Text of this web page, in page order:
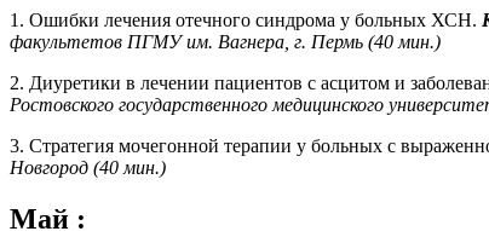
1. Ошибки лечения отечного синдрома у больных ХСН.
факультетов ПГМУ им. Вагнера, г. Пермь (40 мин.)
2. Диуретики в лечении пациентов с асцитом и
Ростовского государственного медицинского
3. Стратегия мочегонной терапии у больных с
Новгород (40 мин.)
Май :